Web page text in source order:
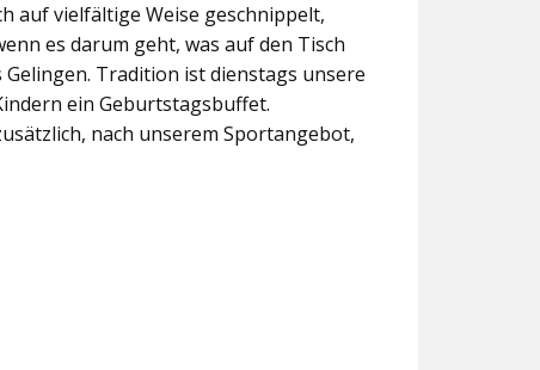
auf vielfältige Weise geschnippelt,
es darum geht, was auf den Tisch
Tradition ist dienstags unsere
ein Geburtstagsbuffet.
nach unserem Sportangebot,